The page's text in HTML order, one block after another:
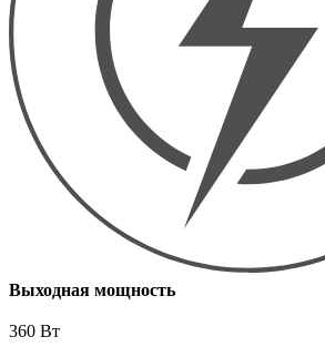
Выходная мощность
360 Вт